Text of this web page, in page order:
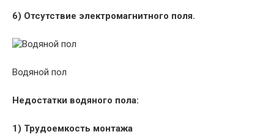
6) Отсутствие электромагнитного поля.
Водяной пол
Недостатки водяного пола:
1) Трудоемкость монтажа